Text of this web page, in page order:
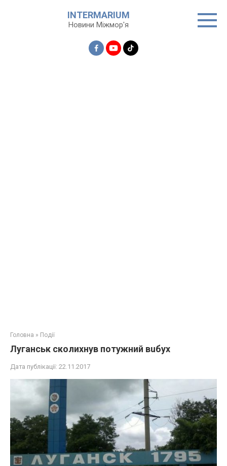
INTERMARIUM
Новини Міжмор'я
Головна » Події
Луганськ сколихнув потужний вuбyх
Дата публікації: 22.11.2017